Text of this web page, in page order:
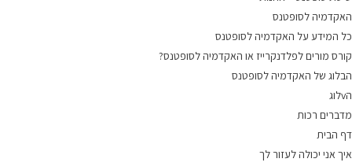
האקדמיה לסופטנס
כל המידע על האקדמיה לסופטנס
קורס מורים לפלדנקרייז או האקדמיה לסופטנס?
הבלוג של האקדמיה לסופטנס
הvלוג
מדברים רכות
דף הבית
איך אני יכולה לעזור לך